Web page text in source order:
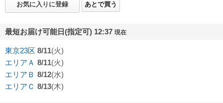
お気に入りに登録 あとで買う
最短お届け可能日(指定可) 12:37 現在
東京23区 8/11(火)
エリアＡ 8/11(火)
エリアＢ 8/12(水)
エリアＣ 8/13(木)